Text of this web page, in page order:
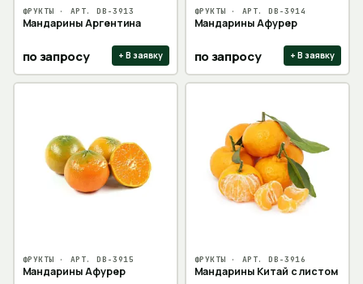
ФРУКТЫ · АРТ.DB-3913
Мандарины Аргентина
по запросу + В заявку
ФРУКТЫ · АРТ.DB-3914
Мандарины Афурер
по запросу + В заявку
ФРУКТЫ · АРТ.DB-3915
Мандарины Афурер
ФРУКТЫ · АРТ.DB-3916
Мандарины Китай с листом